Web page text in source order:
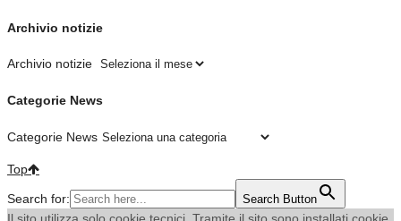
Archivio notizie
Archivio notizie
Categorie News
Categorie News
Top
Search for: Search Button
Il sito utilizza solo cookie tecnici. Tramite il sito sono installati cookie